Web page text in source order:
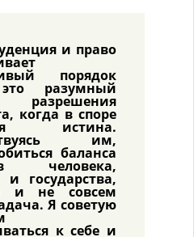
и право
порядок
разумный
разрешения
когда в споре
истина.
им,
баланса
человека,
и государства,
и не совсем
Я советую
к себе и